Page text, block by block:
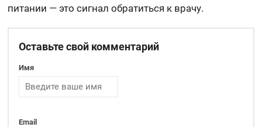
питании — это сигнал обратиться к врачу.
Оставьте свой комментарий
Имя
Email